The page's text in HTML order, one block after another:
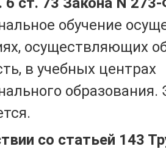
обучение
осуществляющих
в учебных центрах
образования.
со статьей 143